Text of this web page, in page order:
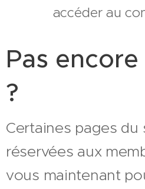
accéder au
Pas
?
Certaines pages du
réservées aux
vous maintenant